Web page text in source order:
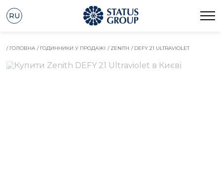
RU
/ ГОЛОВНА / ГОДИННИКИ У ПРОДАЖІ / ZENITH / DEFY 21 ULTRAVIOLET